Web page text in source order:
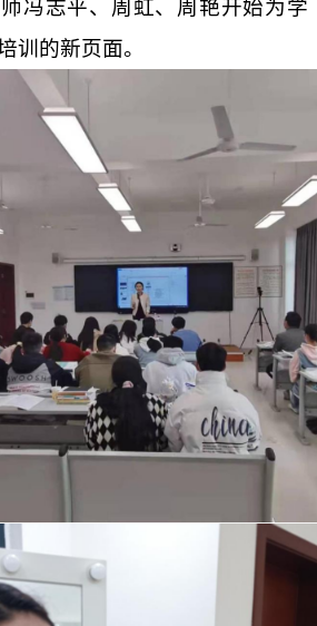
冯志平、周虹、周艳开始为学
训的新页面。